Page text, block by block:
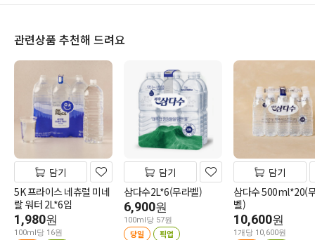
관련상품 추천해 드려요
담기
5K 프라이스 네츄럴 미네
랄 워터 2L*6입
1,980원
100ml당 16원
담기
삼다수2L*6(무라벨)
6,900원
100ml당 57원
당일 픽업
담기
삼다수 500ml*20(
벨)
10,600원
1개당 10,600원